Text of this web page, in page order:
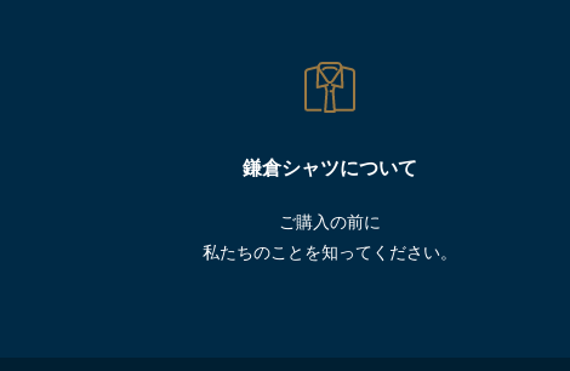
鎌倉シャツについて
ご購入の前に
私たちのことを知ってください。